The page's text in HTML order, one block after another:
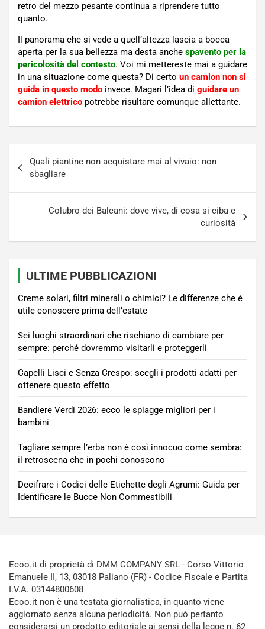
retro del mezzo pesante continua a riprendere tutto
quanto.
Il panorama che si vede a quell’altezza lascia a bocca
aperta per la sua bellezza ma desta anche spavento per la
pericolosità del contesto. Voi mi mettereste mai a guidare
in una situazione come questa? Di certo un camion non si
guida in questo modo invece. Magari l’idea di guidare un
camion elettrico potrebbe risultare comunque allettante.
articoli
Quali piantine non acquistare mai al vivaio: non
sbagliare
Colubro dei Balcani: dove vive, di cosa si ciba e
curiosità
ULTIME PUBBLICAZIONI
Creme solari, filtri minerali o chimici? Le differenze che è
utile conoscere prima dell’estate
Sei luoghi straordinari che rischiano di cambiare per
sempre: perché dovremmo visitarli e proteggerli
Capelli Lisci e Senza Crespo: scegli i prodotti adatti per
ottenere questo effetto
Bandiere Verdi 2026: ecco le spiagge migliori per i
bambini
Tagliare sempre l’erba non è così innocuo come sembra:
il retroscena che in pochi conoscono
Decifrare i Codici delle Etichette degli Agrumi: Guida per
Identificare le Bucce Non Commestibili
Ecoo.it di proprietà di DMM COMPANY SRL - Corso Vittorio
Emanuele II, 13, 03018 Paliano (FR) - Codice Fiscale e Partita
I.V.A. 03144800608
Ecoo.it non è una testata giornalistica, in quanto viene
aggiornato senza alcuna periodicità. Non può pertanto
considerarsi un prodotto editoriale ai sensi della legge n. 62